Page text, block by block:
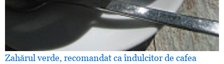
Zahărul verde, recomandat ca îndulcitor de cafea